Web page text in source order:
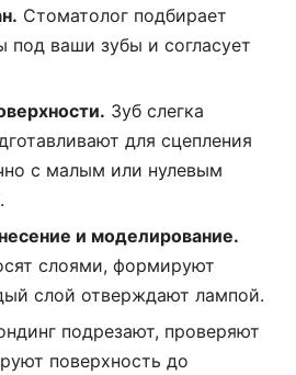
Стоматолог подбирает
под ваши зубы и согласует
Зуб слегка
для сцепления
с малым или нулевым
и моделирование.
слоями, формируют
слой отверждают лампой.
подрезают, проверяют
поверхность до